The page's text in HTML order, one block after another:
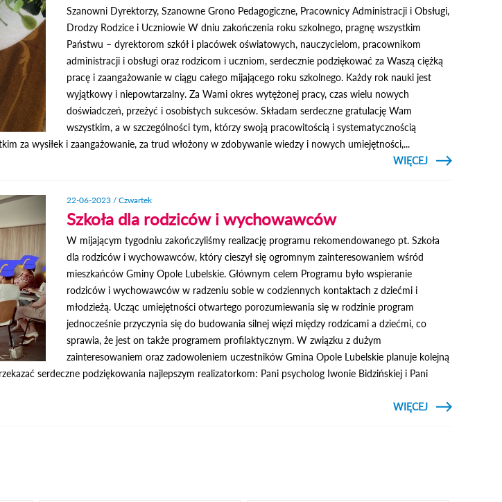
PLUS
Szanowni Dyrektorzy, Szanowne Grono Pedagogiczne, Pracownicy Administracji i Obsługi,
Drodzy Rodzice i Uczniowie W dniu zakończenia roku szkolnego, pragnę wszystkim
Państwu – dyrektorom szkół i placówek oświatowych, nauczycielom, pracownikom
administracji i obsługi oraz rodzicom i uczniom, serdecznie podziękować za Waszą ciężką
pracę i zaangażowanie w ciągu całego mijającego roku szkolnego. Każdy rok nauki jest
wyjątkowy i niepowtarzalny. Za Wami okres wytężonej pracy, czas wielu nowych
doświadczeń, przeżyć i osobistych sukcesów. Składam serdeczne gratulację Wam
wszystkim, a w szczególności tym, którzy swoją pracowitością i systematycznością
za wysiłek i zaangażowanie, za trud włożony w zdobywanie wiedzy i nowych umiejętności,...
CZYTAJ
WIĘCEJ
22-06-2023 / Czwartek
Szkoła dla rodziców i wychowawców
W mijającym tygodniu zakończyliśmy realizację programu rekomendowanego pt. Szkoła
dla rodziców i wychowawców, który cieszył się ogromnym zainteresowaniem wśród
mieszkańców Gminy Opole Lubelskie. Głównym celem Programu było wspieranie
rodziców i wychowawców w radzeniu sobie w codziennych kontaktach z dziećmi i
młodzieżą. Ucząc umiejętności otwartego porozumiewania się w rodzinie program
jednocześnie przyczynia się do budowania silnej więzi między rodzicami a dziećmi, co
sprawia, że jest on także programem profilaktycznym. W związku z dużym
zainteresowaniem oraz zadowoleniem uczestników Gmina Opole Lubelskie planuje kolejną
serdeczne podziękowania najlepszym realizatorkom: Pani psycholog Iwonie Bidzińskiej i Pani
CZYTAJ
WIĘCEJ
O SZKOŁA